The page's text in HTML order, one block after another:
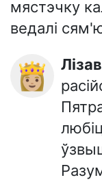
мястэчку
ведалі
👸🏼